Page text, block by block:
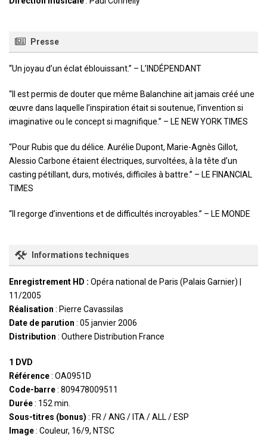
Presse
“Un joyau d’un éclat éblouissant.” – L’INDÉPENDANT
“Il est permis de douter que même Balanchine ait jamais créé une
œuvre dans laquelle l’inspiration était si soutenue, l’invention si
imaginative ou le concept si magnifique.” – LE NEW YORK TIMES
“Pour Rubis que du délice. Aurélie Dupont, Marie-Agnès Gillot,
Alessio Carbone étaient électriques, survoltées, à la tête d’un
casting pétillant, durs, motivés, difficiles à battre.” – LE FINANCIAL
TIMES
“Il regorge d’inventions et de difficultés incroyables.” – LE MONDE
Informations techniques
Enregistrement HD : Opéra national de Paris (Palais Garnier) |
11/2005
Réalisation : Pierre Cavassilas
Date de parution : 05 janvier 2006
Distribution : Outhere Distribution France
1 DVD
Référence: OA0951D
Code-barre: 809478009511
Durée: 152 min.
Sous-titres (bonus) : FR / ANG / ITA / ALL / ESP
Image: Couleur, 16/9, NTSC